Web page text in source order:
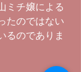
ミチ嬢による
たのではない
るのでありま